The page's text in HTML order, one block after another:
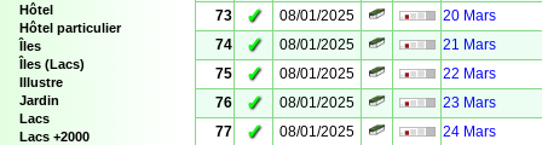
Hôtel
Hôtel particulier
Îles
Îles (Lacs)
Illustre
Jardin
Lacs
Lacs +2000
73
✓ 08/01/2025
20 Mars
74
✓ 08/01/2025
21 Mars
75
✓ 08/01/2025
22 Mars
76
✓ 08/01/2025
23 Mars
77
✓ 08/01/2025
24 Mars